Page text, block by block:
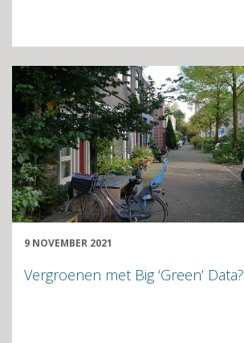
9 NOVEMBER 2021
Vergroenen met Big ‘Green’ Data?